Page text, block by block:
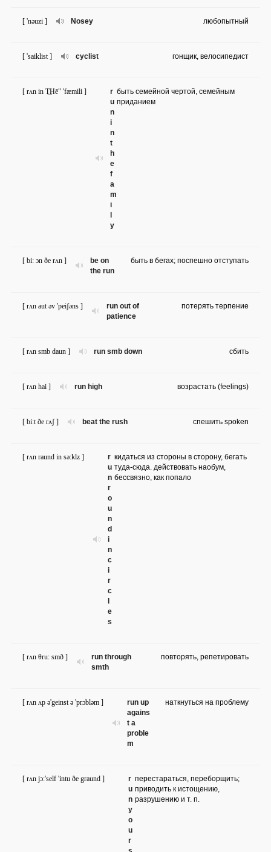
Nosey
[ 'nəuzi ] любопытный
cyclist
[ 'saiklist ] гонщик, велосипедист
r
u
n
i
n
t
h
e
f
a
m
i
y
[ rʌn in T͟Hē" 'fæmili ]
быть семейной чертой, семейным
приданием
be on
the run
[ bi: ɔn ðe rʌn ] быть в бегах; поспешно отступать
run out of
patience
[ rʌn aut əv 'peiʃəns ] потерять терпение
run smb down
[ rʌn smb daun ] сбить
run high
[ rʌn hai ] возрастать (feelings)
beat the rush
[ bi:t ðe rʌʃ ] спешить spoken
r
u
n
r
o
u
n
d
i
n
c
i
r
c
e
s
[ rʌn raund in sə:klz ]
кидаться из стороны в сторону, бегать
туда-сюда. действовать наобум,
бессвязно, как попало
run through
smth
[ rʌn θru: smð ] повторять, репетировать
run up
agains
t a
proble
m
[ rʌn ʌp ə'geinst ə 'prɔbləm ] наткнуться на проблему
r
u
n
y
o
u
r
[ rʌn jɔ:'self 'intu ðe graund ]
перестараться, переборщить;
приводить к истощению,
разрушению и т. п.